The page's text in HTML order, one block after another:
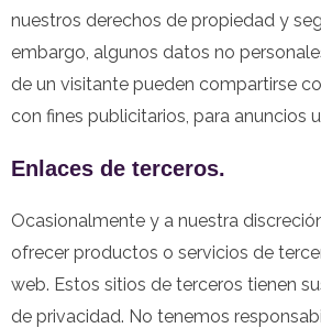
nuestros derechos de propiedad y
embargo, algunos datos no
de un visitante pueden compartirse
con fines publicitarios, para anuncios
Enlaces de terceros.
Ocasionalmente y a nuestra
ofrecer productos o servicios de
web. Estos sitios de terceros tienen
de privacidad. No tenemos